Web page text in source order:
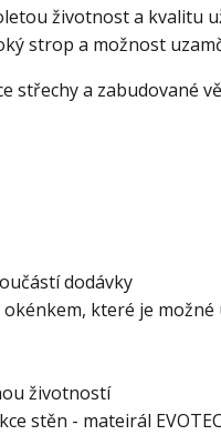
životnost a kvalitu
strop a možnost
střechy a zabudované
dodávky
které je
životností
stěn - mateirál